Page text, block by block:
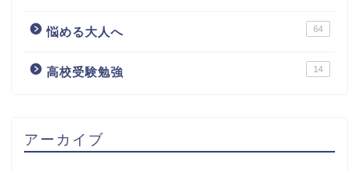
悩める大人へ 64
高校受験勉強 14
アーカイブ